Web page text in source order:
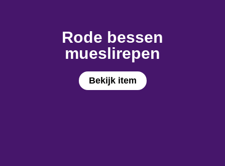
Bekijk item
Rode bessen
mueslirepen